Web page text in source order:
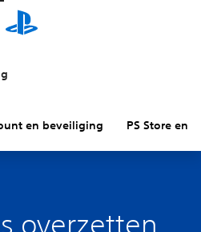
en beveiliging PS Store en
overzetten